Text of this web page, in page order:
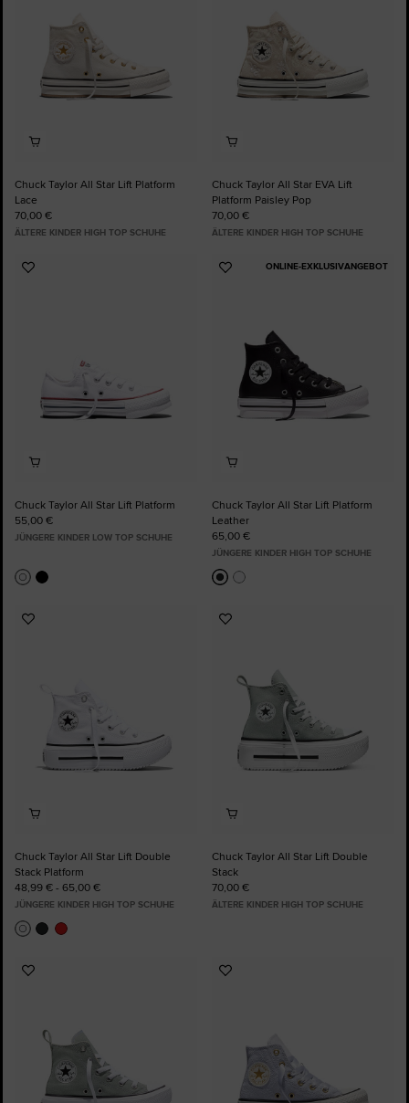
Chuck Taylor All Star Lift Platform
Lace
70,00 €
ÄLTERE KINDER HIGH TOP SCHUHE
Chuck Taylor All Star EVA Lift
Platform Paisley Pop
70,00 €
ÄLTERE KINDER HIGH TOP SCHUHE
Zu
Chuck Taylor All Star Lift Platform
55,00 €
JÜNGERE KINDER LOW TOP SCHUHE
ONLINE-EXKLUSIVANGEBOT
Zu
Chuck Taylor All Star Lift Platform
Leather
65,00 €
JÜNGERE KINDER HIGH TOP SCHUHE
Zu
Chuck Taylor All Star Lift Double
Stack Platform
48,99 € - 65,00 €
JÜNGERE KINDER HIGH TOP SCHUHE
Zu
Chuck Taylor All Star Lift Double
Stack
70,00 €
ÄLTERE KINDER HIGH TOP SCHUHE
Zu
Zu